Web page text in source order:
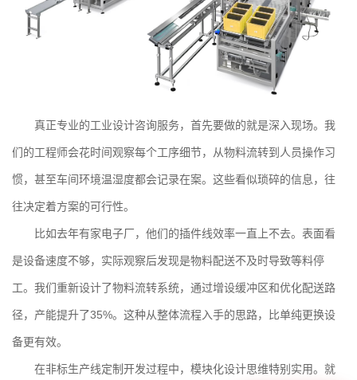
真正专业的工业设计咨询服务，首先要做的就是深入现场。我
们的工程师会花时间观察每个工序细节，从物料流转到人员操作习
惯，甚至车间环境温湿度都会记录在案。这些看似琐碎的信息，往
往决定着方案的可行性。
比如去年有家电子厂，他们的插件线效率一直上不去。表面看
是设备速度不够，实际观察后发现是物料配送不及时导致等料停
工。我们重新设计了物料流转系统，通过增设缓冲区和优化配送路
径，产能提升了35%。这种从整体流程入手的思路，比单纯更换设
备更有效。
在非标生产线定制开发过程中，模块化设计思维特别实用。就